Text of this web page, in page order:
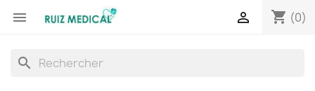
 shopping_cart (0)

search